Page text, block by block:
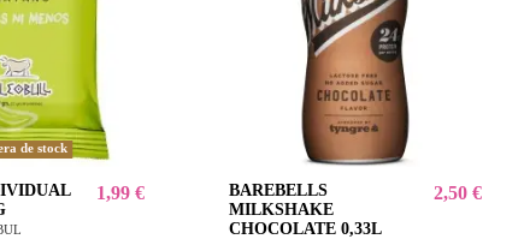
de stock
1,99 €
BAREBELLS
MILKSHAKE
CHOCOLATE 0,33L
2,50 €